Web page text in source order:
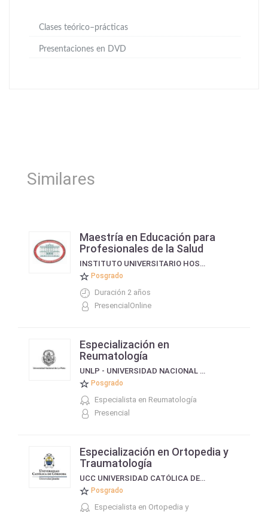
Clases teórico–prácticas
Presentaciones en DVD
Similares
Maestría en Educación para
Profesionales de la Salud
INSTITUTO UNIVERSITARIO HOSPITAL ITALIANO
Posgrado
Duración 2 años
PresencialOnline
Especialización en
Reumatología
UNLP - UNIVERSIDAD NACIONAL DE LA PLATA
Posgrado
Especialista en Reumatología
Presencial
Especialización en Ortopedia y
Traumatología
UCC UNIVERSIDAD CATÓLICA DE CÓRDOBA
Posgrado
Especialista en Ortopedia y